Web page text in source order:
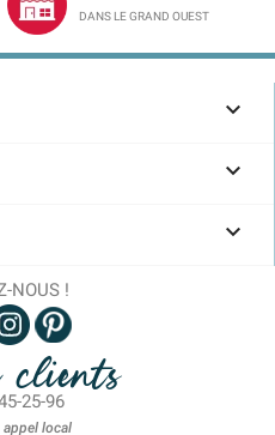
DANS LE GRAND OUEST



NOUS !
clients
25-96
local